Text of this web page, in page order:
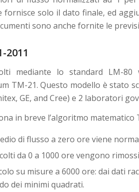
fornisce solo il dato finale, ed
sono anche fornite le
2011
mediante lo standard LM-
TM-21. Questo modello è stato
GE, and Cree) e 2 laboratori
in breve l’algoritmo matematico
di flusso a zero ore viene
da 0 a 1000 ore vengono
su misure a 6000 ore: dai dati
dei minimi quadrati.